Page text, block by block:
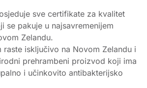
sve certifikate za kvalitet
se pakuje u najsavremenijem
Zelandu.
raste isključivo na Novom Zelandu i
prehrambeni proizvod koji ima
i učinkovito antibakterijsko